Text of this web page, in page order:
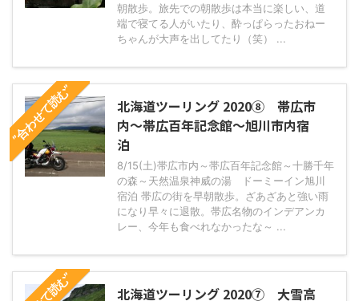
朝散歩。旅先での朝散歩は本当に楽しい、道
端で寝てる人がいたり、酔っぱらったおねー
ちゃんが大声を出してたり（笑） ...
”合わせて読む”
北海道ツーリング 2020⑧ 帯広市
内～帯広百年記念館～旭川市内宿
泊
8/15(土)帯広市内～帯広百年記念館～十勝千年
の森～天然温泉神威の湯 ドーミーイン旭川
宿泊 帯広の街を早朝散歩。ざあざあと強い雨
になり早々に退散。帯広名物のインデアンカ
レー、今年も食べれなかったな～ ...
北海道ツーリング 2020⑦ 大雪高